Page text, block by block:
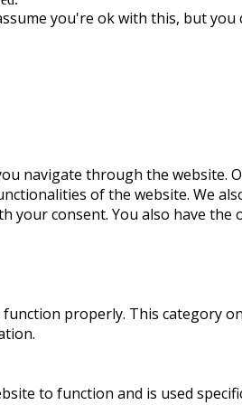
you're ok with this, but
navigate through the website.
of the website. We
your consent. You also have
properly. This category
to function and is used